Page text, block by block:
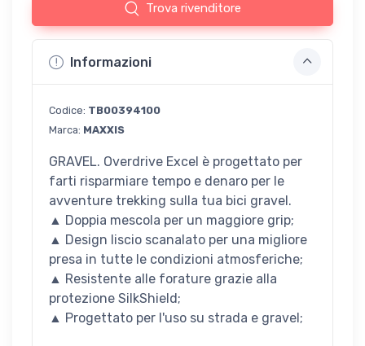
Trova rivenditore
Informazioni
Codice: TB00394100
Marca: MAXXIS
GRAVEL. Overdrive Excel è progettato per
farti risparmiare tempo e denaro per le
avventure trekking sulla tua bici gravel.
▲ Doppia mescola per un maggiore grip;
▲ Design liscio scanalato per una migliore
presa in tutte le condizioni atmosferiche;
▲ Resistente alle forature grazie alla
protezione SilkShield;
▲ Progettato per l'uso su strada e gravel;